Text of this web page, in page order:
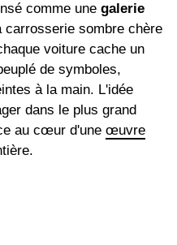
comme une galerie
carrosserie sombre chère
voiture cache un
de symboles,
à la main. L'idée
dans le plus grand
au cœur d'une œuvre